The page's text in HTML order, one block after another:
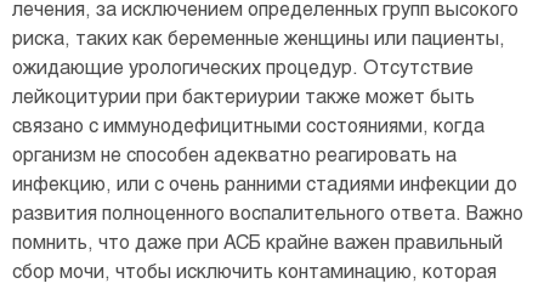
лечения, за исключением определенных групп высокого
риска, таких как беременные женщины или пациенты,
ожидающие урологических процедур. Отсутствие
лейкоцитурии при бактериурии также может быть
связано с иммунодефицитными состояниями, когда
организм не способен адекватно реагировать на
инфекцию, или с очень ранними стадиями инфекции до
развития полноценного воспалительного ответа. Важно
помнить, что даже при АСБ крайне важен правильный
сбор мочи, чтобы исключить контаминацию, которая